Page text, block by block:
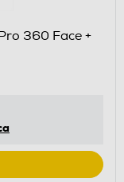
360 Face +